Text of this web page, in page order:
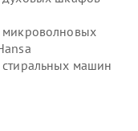
микроволновых
стиральных машин